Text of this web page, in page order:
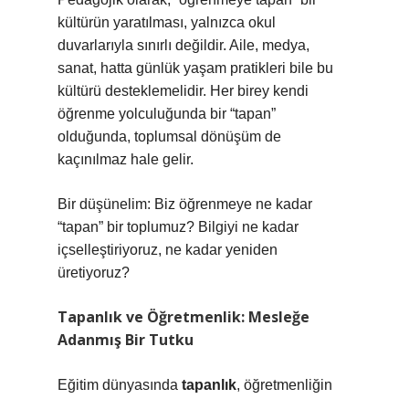
kültürün yaratılması, yalnızca okul
duvarlarıyla sınırlı değildir. Aile, medya,
sanat, hatta günlük yaşam pratikleri bile bu
kültürü desteklemelidir. Her birey kendi
öğrenme yolculuğunda bir “tapan”
olduğunda, toplumsal dönüşüm de
kaçınılmaz hale gelir.
Bir düşünelim: Biz öğrenmeye ne kadar
“tapan” bir toplumuz? Bilgiyi ne kadar
içselleştiriyoruz, ne kadar yeniden
üretiyoruz?
Tapanlık ve Öğretmenlik: Mesleğe
Adanmış Bir Tutku
Eğitim dünyasında tapanlık, öğretmenliğin